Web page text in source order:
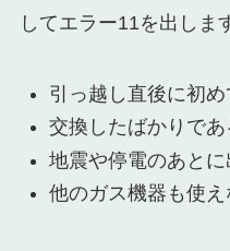
してエラー11を出しま
引っ越し直後に初め
交換したばかりであ
地震や停電のあとに
他のガス機器も使え